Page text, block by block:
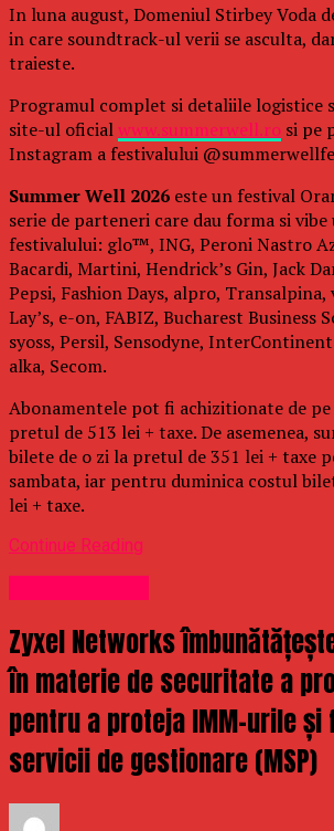
In luna august, Domeniul Stirbey Voda
in care soundtrack-ul verii se asculta,
traieste.
Programul complet si detaliile logistice
site-ul oficialwww.summerwell.ro si pe
Instagram a festivalului
Summer Well 2026 este un festival
serie de parteneri care dau forma si
festivalului: glo™, ING, Peroni Nastro
Bacardi, Martini, Hendrick’s Gin, Jack
Pepsi, Fashion Days, alpro, Transalpina,
Lay’s, e-on, FABIZ, Bucharest Business
syoss, Persil, Sensodyne,
alka, Secom.
Abonamentele pot fi achizitionate de
pretul de 513 lei + taxe. De asemenea,
bilete de o zi la pretul de 351 lei + taxe
sambata, iar pentru duminica costul
lei + taxe.
Continue Reading
Zyxel Networks
în materie de securitate a
pentru a proteja IMM-urile și
servicii de gestionare (MSP)